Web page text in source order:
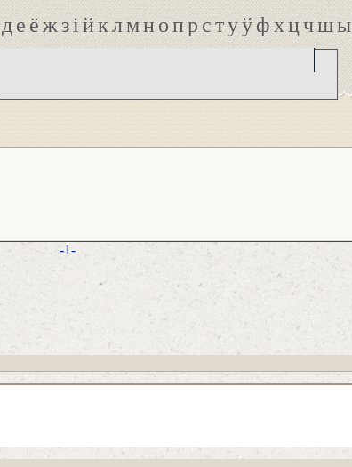
деёжзійклмнопрстуўфхцчшы
-1-